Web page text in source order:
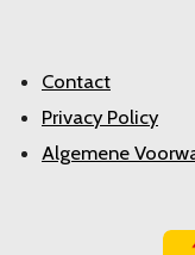
Contact
Privacy Policy
Algemene